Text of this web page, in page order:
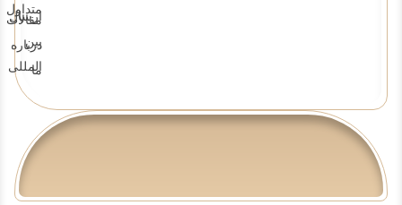
ارسال
بین
المللی
متداول
درباره
ما
مقالات